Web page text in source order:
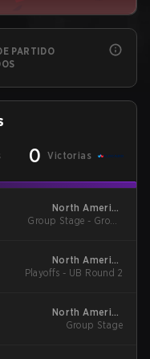
PARTIDO
0 Victorias
North America
League Stage 2
Group Stage - Group
North America
League Stage 1
Playoffs - UB Round 2
North America
League Stage 1
Group Stage